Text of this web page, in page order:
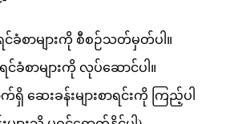
ငခစမက စစဉသတမတပ ။
ရငခစမက လပဆငပ ။
ကရ ဆခနမစရငက ကညပ